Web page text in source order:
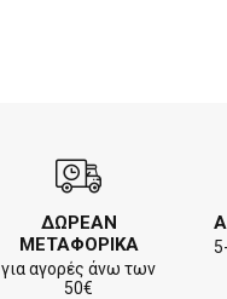
ΔΩΡΕΑΝ
ΜΕΤΑΦΟΡΙΚΑ
για αγορές άνω των
50€